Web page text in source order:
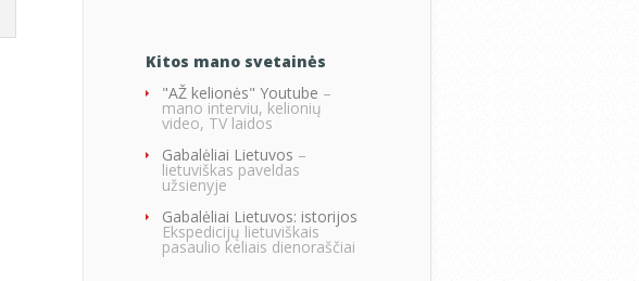
Kitos mano svetainės
"AŽ kelionės" Youtube –
mano interviu, kelionių
video, TV laidos
Gabalėliai Lietuvos –
lietuviškas paveldas
užsienyje
Gabalėliai Lietuvos: istorijos
Ekspedicijų lietuviškais
pasaulio keliais dienoraščiai